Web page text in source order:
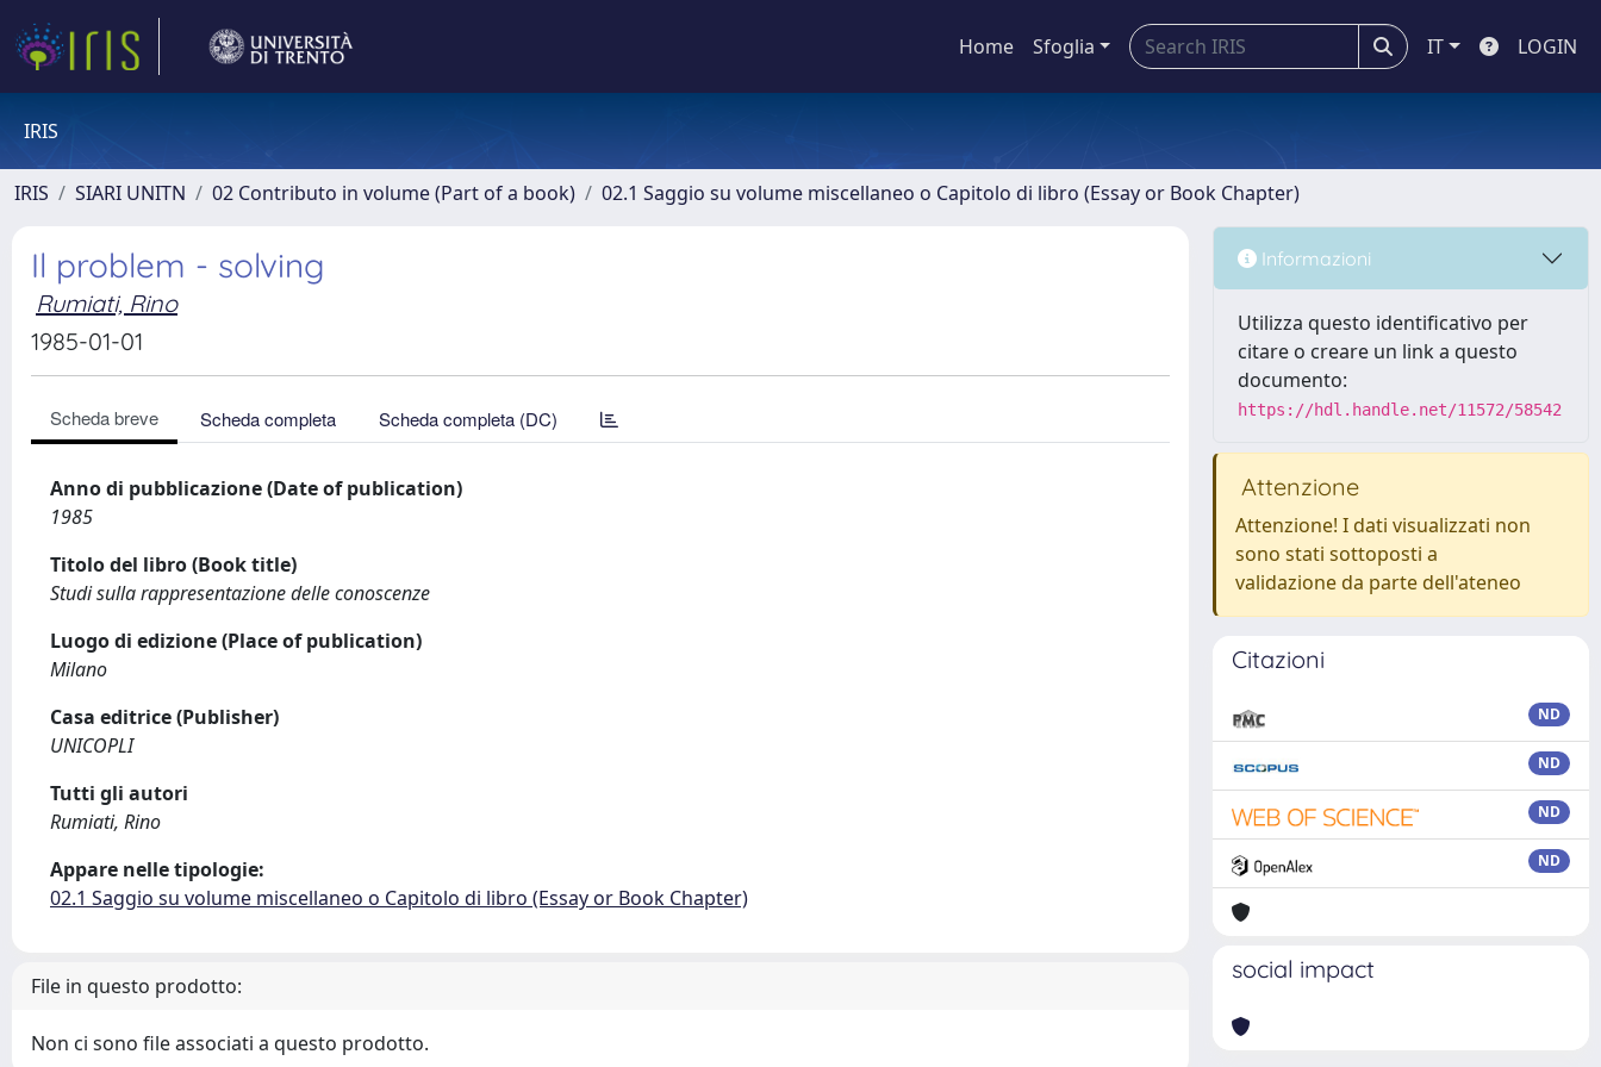
Home Sfoglia IT LOGIN
IRIS
IRIS SIARI UNITN 02 Contributo in volume (Part of a book) 02.1 Saggio su volume miscellaneo o Capitolo di libro (Essay or Book Chapter)
Il problem - solving
Rumiati, Rino
1985-01-01
Scheda breve Scheda completa Scheda completa (DC)
Anno di pubblicazione (Date of publication)
1985
Titolo del libro (Book title)
Studi sulla rappresentazione delle conoscenze
Luogo di edizione (Place of publication)
Milano
Casa editrice (Publisher)
UNICOPLI
Tutti gli autori
Rumiati, Rino
Appare nelle tipologie:
02.1 Saggio su volume miscellaneo o Capitolo di libro (Essay or Book Chapter)
File in questo prodotto:
Non ci sono file associati a questo prodotto.
Informazioni
Utilizza questo identificativo per
citare o creare un link a questo
documento:
https://hdl.handle.net/11572/58542
Attenzione
Attenzione! I dati visualizzati non
sono stati sottoposti a
validazione da parte dell'ateneo
Citazioni
ND
ND
ND
ND
social impact